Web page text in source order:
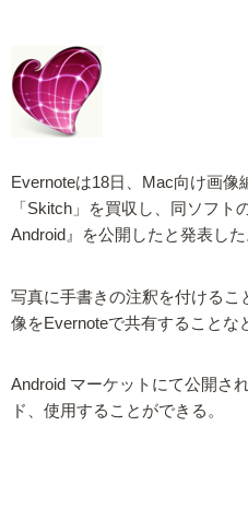
Evernoteは18日、Mac向け画像
「Skitch」を買収し、同ソフト
Android』を公開したと発表した
写真に手書きの注釈を付ける
像をEvernoteで共有することな
Android マーケットにて公開さ
ド、使用することができる。